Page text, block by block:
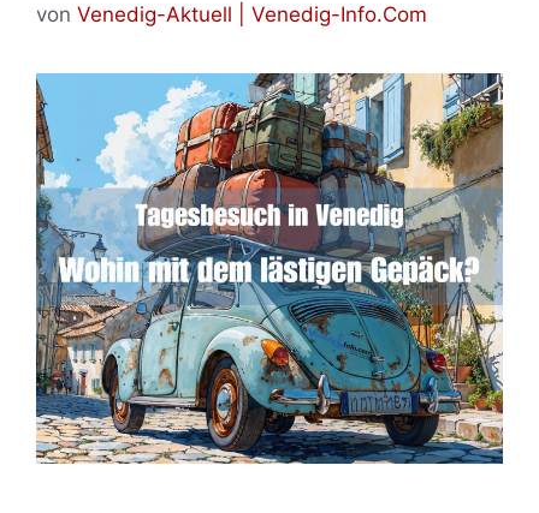
von Venedig-Aktuell | Venedig-Info.Com